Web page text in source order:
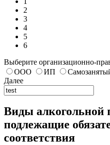
2
3
4
5
6
Выберите организационно-
ООО
ИП
Далее
Виды алкогольной
подлежащие
соответствия